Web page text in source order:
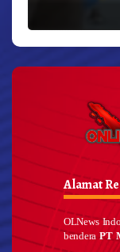
Alamat
OLNews
benderaPT